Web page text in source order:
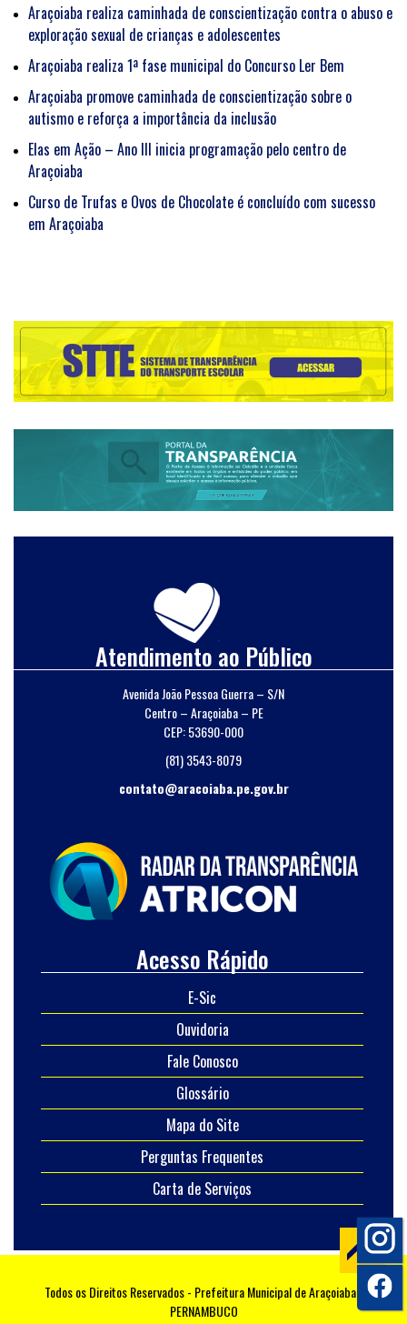
Araçoiaba realiza caminhada de conscientização contra o abuso e
exploração sexual de crianças e adolescentes
Araçoiaba realiza 1ª fase municipal do Concurso Ler Bem
Araçoiaba promove caminhada de conscientização sobre o
autismo e reforça a importância da inclusão
Elas em Ação – Ano III inicia programação pelo centro de
Araçoiaba
Curso de Trufas e Ovos de Chocolate é concluído com sucesso
em Araçoiaba
Atendimento ao Público
Avenida João Pessoa Guerra – S/N
Centro – Araçoiaba – PE
CEP: 53690-000
(81) 3543-8079
contato@aracoiaba.pe.gov.br
Acesso Rápido
E-Sic
Ouvidoria
Fale Conosco
Glossário
Mapa do Site
Perguntas Frequentes
Carta de Serviços
Todos os Direitos Reservados - Prefeitura Municipal de Araçoiaba -
PERNAMBUCO